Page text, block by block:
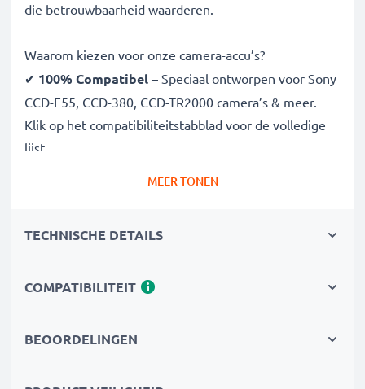
die betrouwbaarheid waarderen.
Waarom kiezen voor onze camera-accu’s?
✔ 100% Compatibel – Speciaal ontworpen voor Sony
CCD-F55, CCD-380, CCD-TR2000 camera’s & meer.
Klik op het compatibiliteitstabblad voor de volledige
lijst
stroom, lange levensduur en efficiëntie
hoge normen
Ook geschikt voor je originele oplader
MEER TONEN
TECHNISCHE DETAILS
COMPATIBILITEIT
BEOORDELINGEN